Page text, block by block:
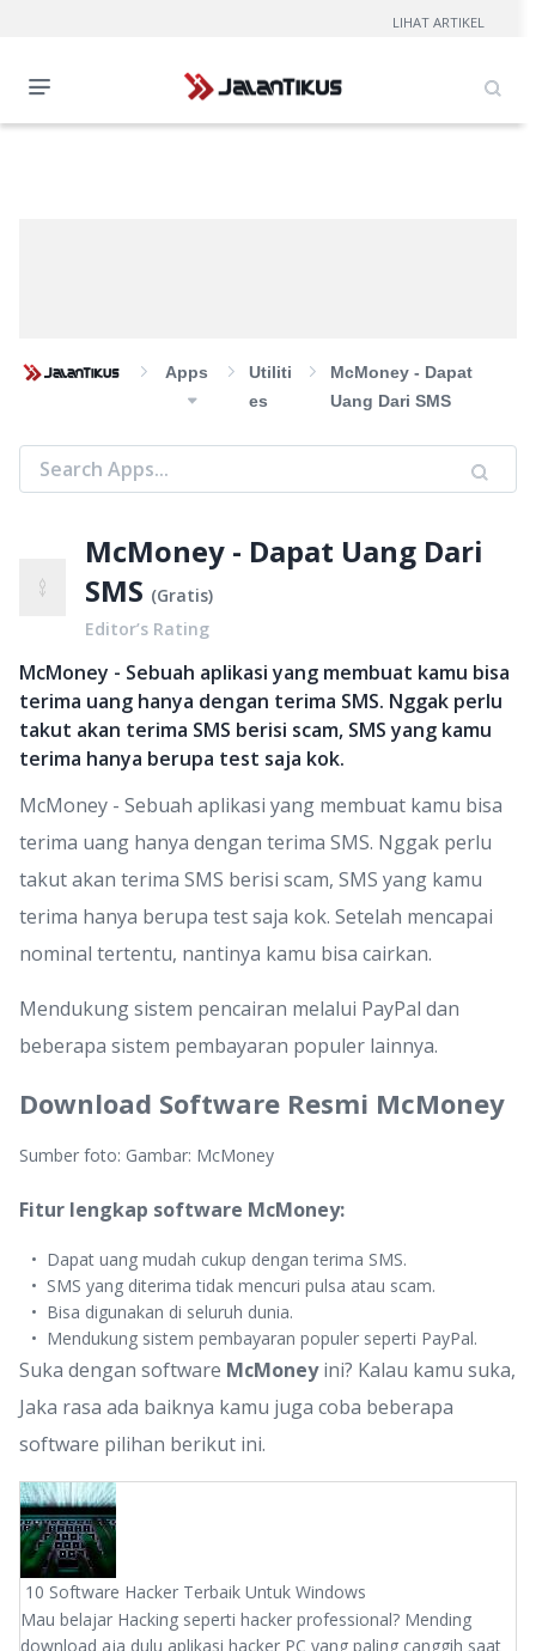
Apps
Utiliti
Es
McMoney - Dapat
Uang Dari SMS
McMoney - Dapat Uang Dari
SMS (Gratis)
Editor’s Rating
McMoney - Sebuah aplikasi yang membuat kamu bisa
terima uang hanya dengan terima SMS. Nggak perlu
takut akan terima SMS berisi scam, SMS yang kamu
terima hanya berupa test saja kok.
McMoney - Sebuah aplikasi yang membuat kamu bisa
terima uang hanya dengan terima SMS. Nggak perlu
takut akan terima SMS berisi scam, SMS yang kamu
terima hanya berupa test saja kok. Setelah mencapai
nominal tertentu, nantinya kamu bisa cairkan.
Mendukung sistem pencairan melalui PayPal dan
beberapa sistem pembayaran populer lainnya.
Download Software Resmi McMoney
Sumber foto: Gambar: McMoney
Fitur lengkap software McMoney:
Dapat uang mudah cukup dengan terima SMS.
SMS yang diterima tidak mencuri pulsa atau scam.
Bisa digunakan di seluruh dunia.
Mendukung sistem pembayaran populer seperti PayPal.
Suka dengan software McMoneyini? Kalau kamu suka,
Jaka rasa ada baiknya kamu juga coba beberapa
software pilihan berikut ini.
10 Software Hacker Terbaik Untuk Windows
Mau belajar Hacking seperti hacker professional? Mending
download aja dulu aplikasi hacker PC yang paling canggih saat
LIHAT ARTIKEL